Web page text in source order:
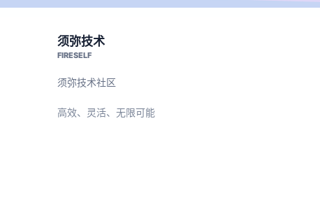
须弥技术
FIRESELF
须弥技术社区
高效、灵活、无限可能